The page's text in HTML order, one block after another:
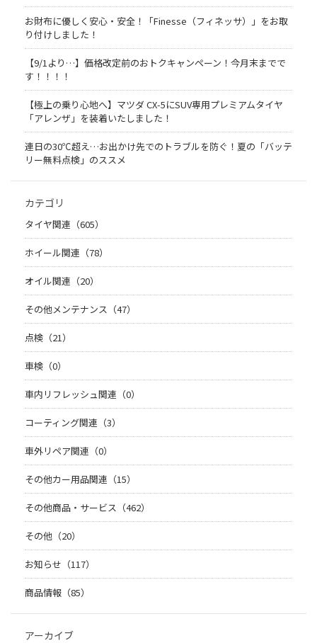
お財布に優しく安心・安全！「Finesse（フィネッサ）」をお取
り付けしました！
【9/1より…】価格改定前のおトクキャンペーン！今月末までで
す！！！！
【極上の乗り心地へ】マツダ CX-5にSUV専用プレミアムタイヤ
「アレンザ」を装着いたしました！
連日の30℃超え…お出かけ先でのトラブルを防ぐ！夏の「バッテ
リー無料点検」のススメ
カテゴリ
タイヤ関連（605）
ホイール関連（78）
オイル関連（20）
その他メンテナンス（47）
点検（21）
車検（0）
車内リフレッシュ関連（0）
コーティング関連（3）
車外リペア関連（0）
その他カー用品関連（15）
その他商品・サービス（462）
その他（20）
お知らせ（117）
商品情報（85）
アーカイブ